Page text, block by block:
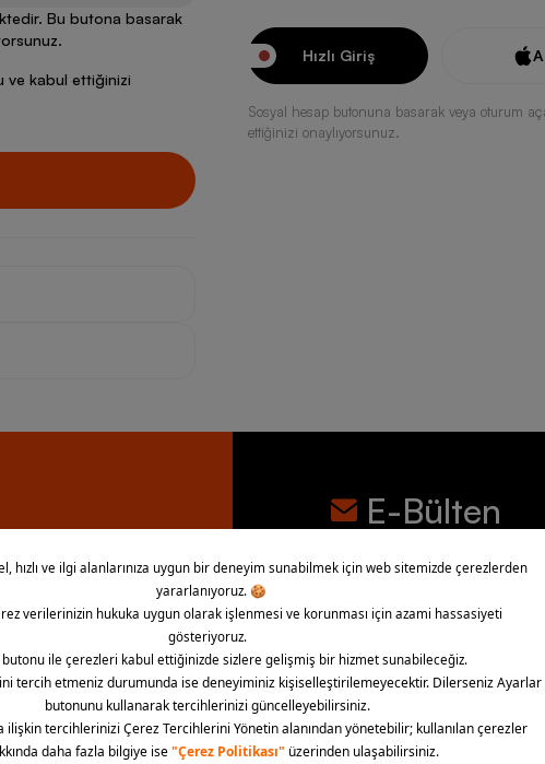
Bu butona basarak
ve kabul ettiğinizi
Hızlı Giriş
Sosyal hesap butonuna basarak veya oturum
ettiğinizi onaylıyorsunuz.
E-Bülten
İndirim, kampanya ve
“E-Bülten’e üye ol” düğmesine
aydınlatma metnini kabul etmiş